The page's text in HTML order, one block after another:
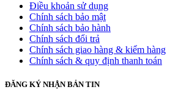
Điều khoản sử dụng
Chính sách bảo mật
Chính sách bảo hành
Chính sách đổi trả
Chính sách giao hàng & kiểm hàng
Chính sách & quy định thanh toán
ĐĂNG KÝ NHẬN BẢN TIN